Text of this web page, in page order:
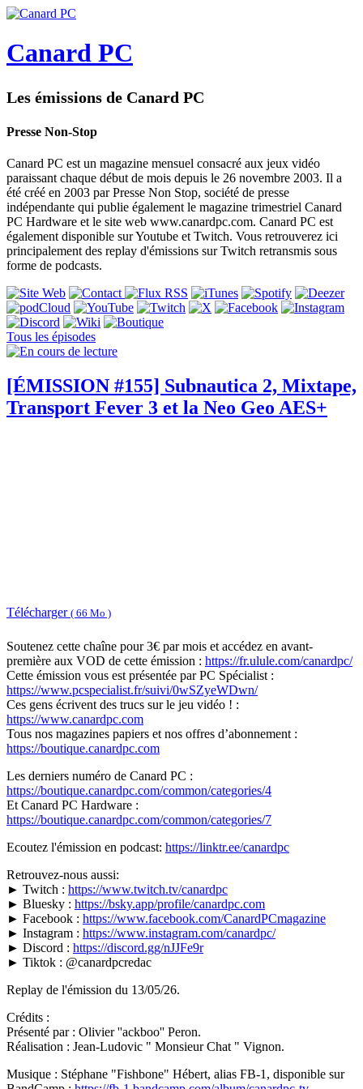
Canard PC
Les émissions de Canard PC
Presse Non-Stop
Canard PC est un magazine mensuel consacré aux jeux vidéo
paraissant chaque début de mois depuis le 26 novembre 2003. Il a
été créé en 2003 par Presse Non Stop, société de presse
indépendante qui publie également le magazine trimestriel Canard
PC Hardware et le site web www.canardpc.com. Canard PC est
également disponible sur Youtube et Twitch. Vous retrouverez ici
principalement des replay d'émissions sur Twitch retransmis sous
forme de podcasts.
Tous les épisodes
[ÉMISSION #155] Subnautica 2, Mixtape,
Transport Fever 3 et la Neo Geo AES+
Télécharger ( 66 Mo )
Soutenez cette chaîne pour 3€ par mois et accédez en avant-
première aux VOD de cette émission : https://fr.ulule.com/canardpc/
Cette émission vous est présentée par PC Spécialist :
https://www.pcspecialist.fr/suivi/0wSZyeWDwn/
Ces gens écrivent des trucs sur le jeu vidéo ! :
https://www.canardpc.com
Tous nos magazines papiers et nos offres d’abonnement :
https://boutique.canardpc.com
Les derniers numéro de Canard PC :
https://boutique.canardpc.com/common/categories/4
Et Canard PC Hardware :
https://boutique.canardpc.com/common/categories/7
Ecoutez l'émission en podcast: https://linktr.ee/canardpc
Retrouvez-nous aussi:
► Twitch : https://www.twitch.tv/canardpc
► Bluesky : https://bsky.app/profile/canardpc.com
► Facebook : https://www.facebook.com/CanardPCmagazine
► Instagram : https://www.instagram.com/canardpc/
► Discord : https://discord.gg/nJJFe9r
► Tiktok : @canardpcredac
Replay de l'émission du 13/05/26.
Crédits :
Présenté par : Olivier ''ackboo'' Peron.
Réalisation : Jean-Ludovic " Monsieur Chat " Vignon.
Musique : Stéphane "Fishbone" Hébert, alias FB-1, disponible sur